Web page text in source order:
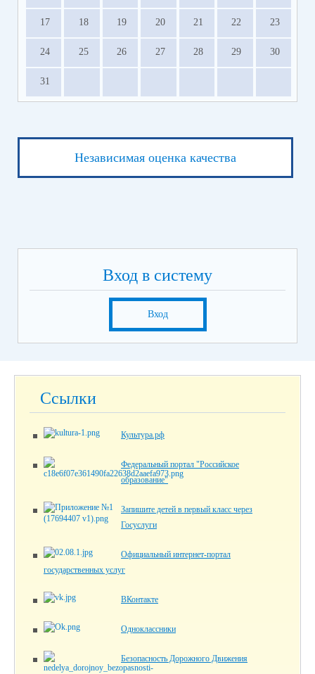
17 18 19 20 21 22 23
24 25 26 27 28 29 30
31
Независимая оценка качества
Вход в систему
Вход
Ссылки
Культура.рф
Федеральный портал "Российское
образование"
Запишите детей в первый класс через
Госуслуги
Официальный интернет-портал
государственных услуг
ВКонтакте
Одноклассники
Безопасность Дорожного Движения